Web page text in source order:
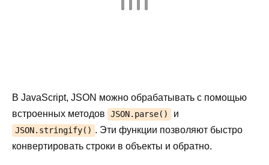
В JavaScript, JSON можно обрабатывать с помощью
встроенных методов
JSON.parse() и
JSON.stringify() . Эти функции позволяют быстро
конвертировать строки в объекты и обратно.